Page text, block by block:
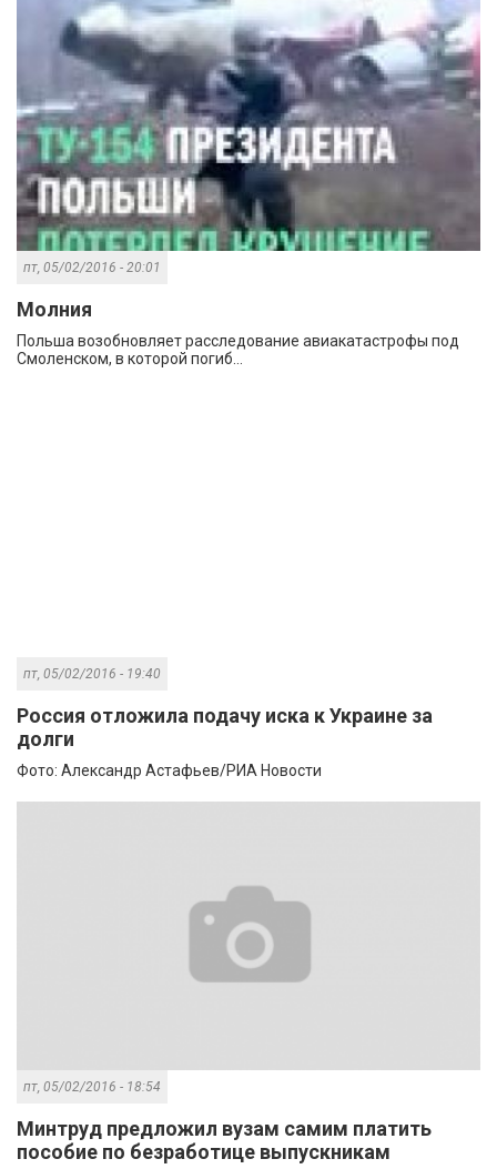
пт, 05/02/2016 - 20:01
Молния
Польша возобновляет расследование авиакатастрофы под
Смоленском, в которой погиб...
пт, 05/02/2016 - 19:40
Россия отложила подачу иска к Украине за
долги
Фото: Александр Астафьев/РИА Новости
пт, 05/02/2016 - 18:54
Минтруд предложил вузам самим платить
пособие по безработице выпускникам